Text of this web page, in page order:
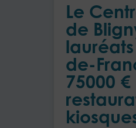
Le
de
de-
75000